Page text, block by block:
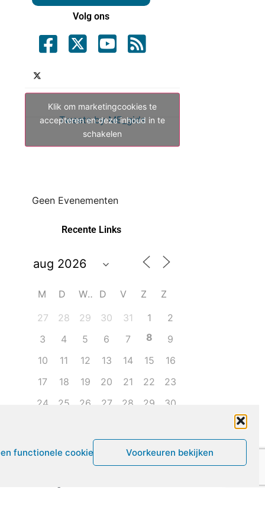
functionele cookies Voorkeuren bekijken
Volg ons
Tweets by ME_gids
Klik om marketingcookies te
accepteren en deze inhoud in te
schakelen
Geen Evenementen
Recente Links
M D W D V Z
Z
27
28 29 30 31 1
2
3
4 5 6 7 8
9
10
11 12 13 14 15
16
17
18 19 20 21 22
23
24
25 26 27 28 29
30
Leven met ME/CVS en POTS